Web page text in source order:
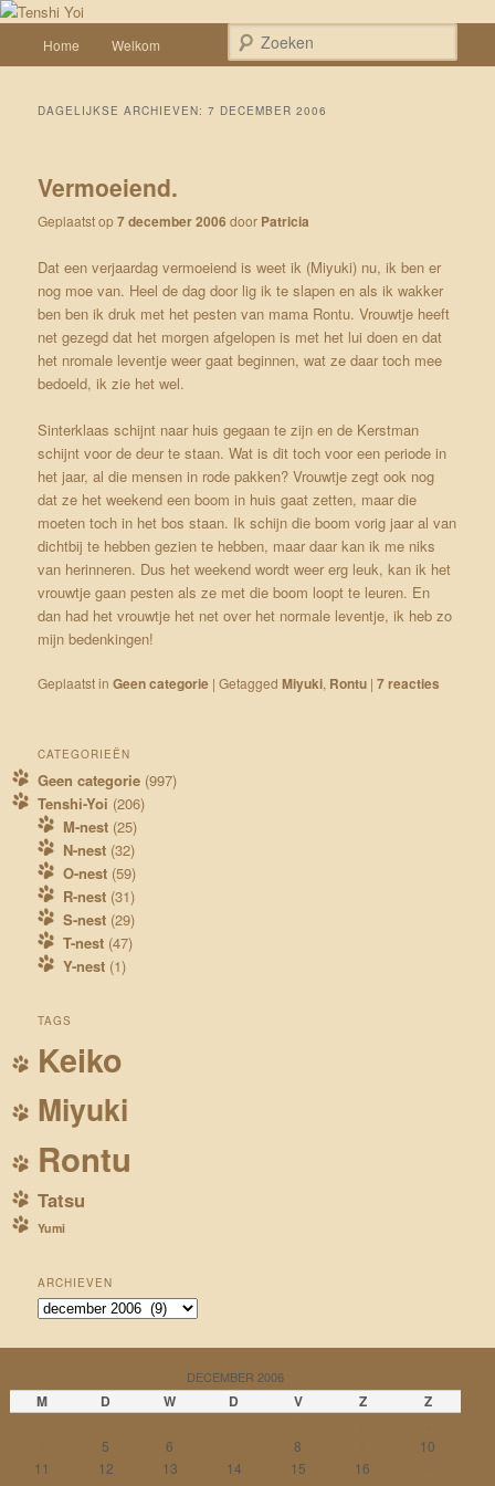
Spring naar de primaire inhoud
Spring naar de secundaire inhoud
Tenshi Yoi
Een weblog over onze Shiba’s (Keiko, Rontu, Miyuki, Tatsu en Yumi)
Home Welkom
DAGELIJKSE ARCHIEVEN:7 DECEMBER 2006
Vermoeiend.
Geplaatst op7 december 2006 door Patricia
Dat een verjaardag vermoeiend is weet ik (Miyuki) nu, ik ben er
nog moe van. Heel de dag door lig ik te slapen en als ik wakker
ben ben ik druk met het pesten van mama Rontu. Vrouwtje heeft
net gezegd dat het morgen afgelopen is met het lui doen en dat
het nromale leventje weer gaat beginnen, wat ze daar toch mee
bedoeld, ik zie het wel.
Sinterklaas schijnt naar huis gegaan te zijn en de Kerstman
schijnt voor de deur te staan. Wat is dit toch voor een periode in
het jaar, al die mensen in rode pakken? Vrouwtje zegt ook nog
dat ze het weekend een boom in huis gaat zetten, maar die
moeten toch in het bos staan. Ik schijn die boom vorig jaar al van
dichtbij te hebben gezien te hebben, maar daar kan ik me niks
van herinneren. Dus het weekend wordt weer erg leuk, kan ik het
vrouwtje gaan pesten als ze met die boom loopt te leuren. En
dan had het vrouwtje het net over het normale leventje, ik heb zo
mijn bedenkingen!
Geplaatst in Geen categorie |Getagged Miyuki, Rontu |7reacties
CATEGORIEËN
Geen categorie (997)
Tenshi-Yoi (206)
M-nest(25)
N-nest(32)
O-nest(59)
R-nest(31)
S-nest(29)
T-nest(47)
Y-nest(1)
TAGS
Keiko
Miyuki
Rontu
Tatsu
Yumi
ARCHIEVEN
Archieven
DECEMBER 2006
M D W D V Z
Z
5 6 8
10
11
12 13 14 15 16